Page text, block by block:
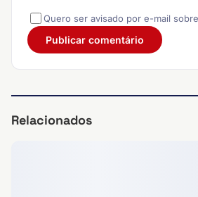
Quero ser avisado por e-mail
Relacionados